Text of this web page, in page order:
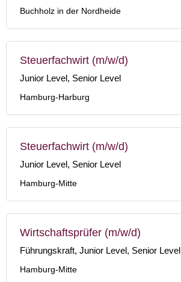
Buchholz in der Nordheide
Steuerfachwirt (m/w/d)
Junior Level, Senior Level
Hamburg-Harburg
Steuerfachwirt (m/w/d)
Junior Level, Senior Level
Hamburg-Mitte
Wirtschaftsprüfer (m/w/d)
Führungskraft, Junior Level, Senior Level
Hamburg-Mitte